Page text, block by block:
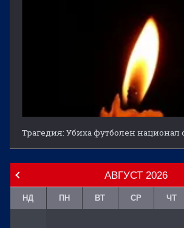
Трагедия: Убиха футболен национал
АВГУСТ 2026
НД ПН ВТ СР ЧТ